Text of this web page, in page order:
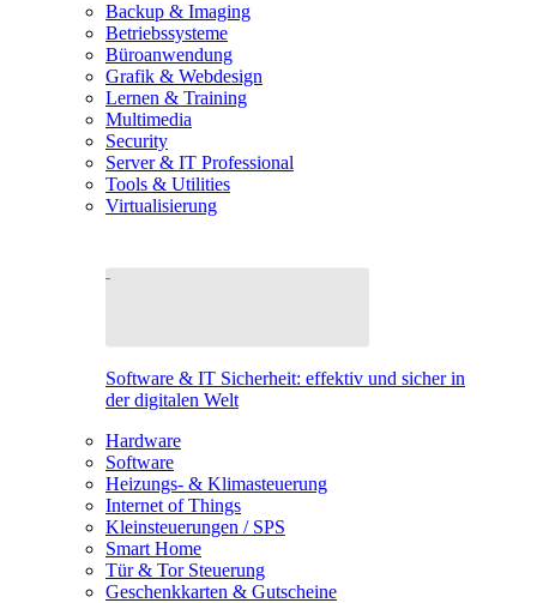
Backup & Imaging
Betriebssysteme
Büroanwendung
Grafik & Webdesign
Lernen & Training
Multimedia
Security
Server & IT Professional
Tools & Utilities
Virtualisierung
Software & IT Sicherheit: effektiv und sicher in
der digitalen Welt
Hardware
Software
Heizungs- & Klimasteuerung
Internet of Things
Kleinsteuerungen / SPS
Smart Home
Tür & Tor Steuerung
Geschenkkarten & Gutscheine